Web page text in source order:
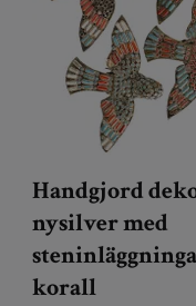
Handgjord
nysilver med
korall